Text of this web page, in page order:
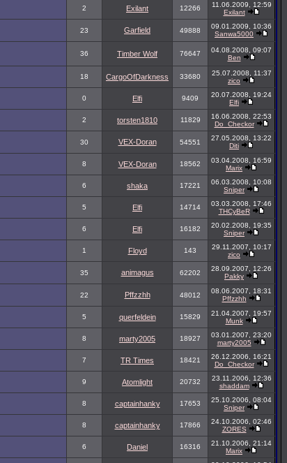
2 Exilant 12266
11.06.2009, 12:59
Exilant
23 Garfield 49888
09.01.2009, 10:36
Sanwa5000
36 Timber Wolf 76647
04.08.2008, 09:07
Ben
18 CargoOfDarkness 33680
25.07.2008, 11:37
zico
0 Elfi 9409
20.07.2008, 19:24
Elfi
2 torsten1810 11829
16.06.2008, 22:53
Do_Checkor
30 VEX-Doran 54551
27.05.2008, 13:22
Diti
8 VEX-Doran 18562
03.04.2008, 16:59
Marix
6 shaka 17221
06.03.2008, 10:08
Sniper
5 Elfi 14714
03.03.2008, 17:46
THCyBeR
6 Elfi 16182
20.02.2008, 19:35
Sniper
1 Floyd 143
29.11.2007, 10:17
zico
35 animagus 62202
28.09.2007, 12:26
Pakky
22 Pffzzhh 48012
08.06.2007, 18:31
Pffzzhh
5 querfeldein 15829
21.04.2007, 19:57
Munk
8 marty2005 18927
03.01.2007, 23:20
marty2005
7 TR Times 18421
26.12.2006, 16:21
Do_Checkor
9 Atomlight 20732
23.11.2006, 12:36
shaddam
8 captainhanky 17653
25.10.2006, 08:04
Sniper
8 captainhanky 17866
24.10.2006, 02:46
ZORES
6 Daniel 16316
21.10.2006, 21:14
Marix